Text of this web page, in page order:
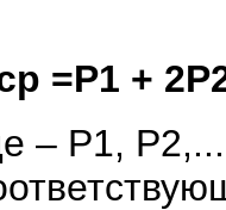
=Р1 +
– Р1,